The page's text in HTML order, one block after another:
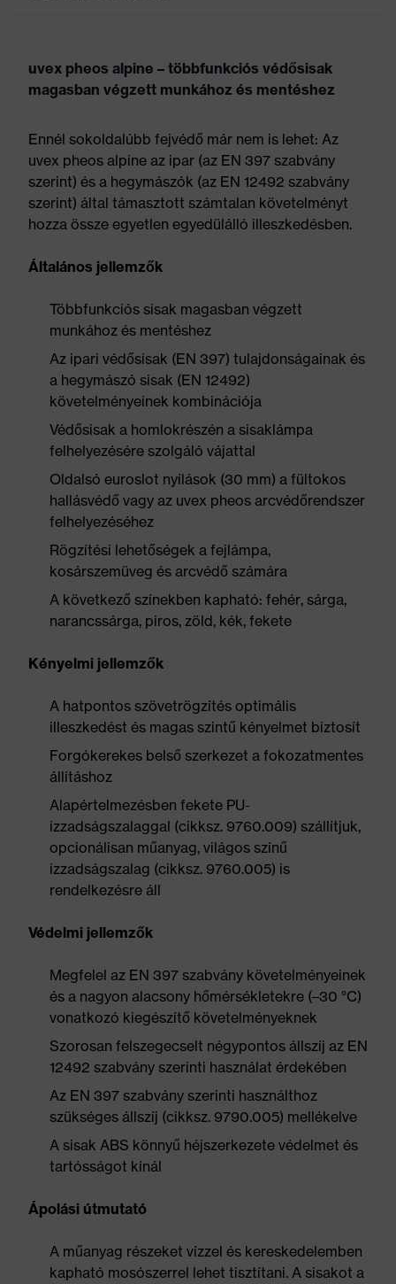
uvex pheos alpine – többfunkciós védősisak
magasban végzett munkához és mentéshez
Ennél sokoldalúbb fejvédő már nem is lehet: Az
uvex pheos alpine az ipar (az EN 397 szabvány
szerint) és a hegymászók (az EN 12492 szabvány
szerint) által támasztott számtalan követelményt
hozza össze egyetlen egyedülálló illeszkedésben.
Általános jellemzők
Többfunkciós sisak magasban végzett
munkához és mentéshez
Az ipari védősisak (EN 397) tulajdonságainak és
a hegymászó sisak (EN 12492)
követelményeinek kombinációja
Védősisak a homlokrészén a sisaklámpa
felhelyezésére szolgáló vájattal
Oldalsó euroslot nyílások (30 mm) a fültokos
hallásvédő vagy az uvex pheos arcvédőrendszer
felhelyezéséhez
Rögzítési lehetőségek a fejlámpa,
kosárszemüveg és arcvédő számára
A következő színekben kapható: fehér, sárga,
narancssárga, piros, zöld, kék, fekete
Kényelmi jellemzők
A hatpontos szövetrögzítés optimális
illeszkedést és magas szintű kényelmet biztosít
Forgókerekes belső szerkezet a fokozatmentes
állításhoz
Alapértelmezésben fekete PU-
izzadságszalaggal (cikksz. 9760.009) szállítjuk,
opcionálisan műanyag, világos színű
izzadságszalag (cikksz. 9760.005) is
rendelkezésre áll
Védelmi jellemzők
Megfelel az EN 397 szabvány követelményeinek
és a nagyon alacsony hőmérsékletekre (–30 °C)
vonatkozó kiegészítő követelményeknek
Szorosan felszegecselt négypontos állszíj az EN
12492 szabvány szerinti használat érdekében
Az EN 397 szabvány szerinti használthoz
szükséges állszíj (cikksz. 9790.005) mellékelve
A sisak ABS könnyű héjszerkezete védelmet és
tartósságot kínál
Ápolási útmutató
A műanyag részeket vízzel és kereskedelemben
kapható mosószerrel lehet tisztítani. A sisakot a